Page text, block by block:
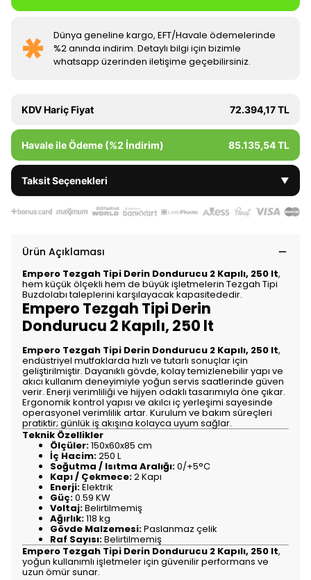
Dünya geneline kargo, EFT/Havale ödemelerinde
%2 anında indirim. Detaylı bilgi için bizimle
whatsapp üzerinden iletişime geçebilirsiniz.
KDV Hariç Fiyat 72.394,17 TL
Havale ile Ödeme (%2 İndirim) 85.135,54 TL
Taksit Seçenekleri ▼
Ürün Açıklaması
Empero Tezgah Tipi Derin Dondurucu 2 Kapılı, 250 lt,
hem küçük ölçekli hem de büyük işletmelerin Tezgah Tipi
Buzdolabı taleplerini karşılayacak kapasitededir.
Empero Tezgah Tipi Derin
Dondurucu 2 Kapılı, 250 lt
Empero Tezgah Tipi Derin Dondurucu 2 Kapılı, 250 lt,
endüstriyel mutfaklarda hızlı ve tutarlı sonuçlar için
geliştirilmiştir. Dayanıklı gövde, kolay temizlenebilir yapı ve
akıcı kullanım deneyimiyle yoğun servis saatlerinde güven
verir. Enerji verimliliği ve hijyen odaklı tasarımıyla öne çıkar.
Ergonomik kontrol yapısı ve akılcı iç yerleşimi sayesinde
operasyonel verimlilik artar. Kurulum ve bakım süreçleri
pratiktir; günlük iş akışına kolayca uyum sağlar.
Teknik Özellikler
Ölçüler:150x60x85 cm
İç Hacim:250 L
Soğutma / Isıtma Aralığı:0/+5°C
Kapı / Çekmece:2 Kapı
Enerji:Elektrik
Güç:0.59 KW
Voltaj:Belirtilmemiş
Ağırlık:118 kg
Gövde Malzemesi:Paslanmaz çelik
Raf Sayısı:Belirtilmemiş
Empero Tezgah Tipi Derin Dondurucu 2 Kapılı, 250 lt,
yoğun kullanımlı işletmeler için güvenilir performans ve
uzun ömür sunar.